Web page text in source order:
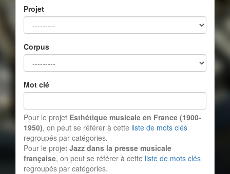
Projet
Corpus
Mot clé
Pour le projet Esthétique musicale en France (1900-
1950), on peut se référer à cette liste de mots clés
regroupés par catégories.
Pour le projet Jazz dans la presse musicale
française, on peut se référer à cette liste de mots clés
regroupés par catégories.